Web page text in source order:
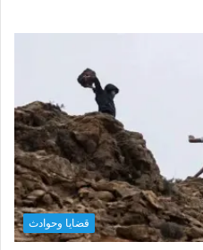
قضايا وحوادث